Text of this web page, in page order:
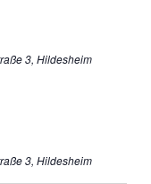
3, Hildesheim
3, Hildesheim